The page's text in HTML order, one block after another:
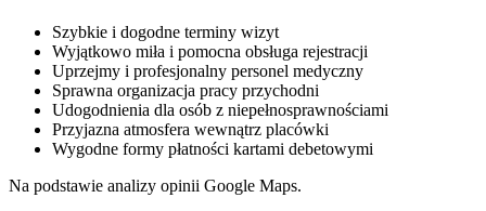
Szybkie i dogodne terminy wizyt
Wyjątkowo miła i pomocna obsługa rejestracji
Uprzejmy i profesjonalny personel medyczny
Sprawna organizacja pracy przychodni
Udogodnienia dla osób z niepełnosprawnościami
Przyjazna atmosfera wewnątrz placówki
Wygodne formy płatności kartami debetowymi
Na podstawie analizy opinii Google Maps.